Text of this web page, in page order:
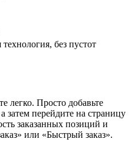
без пустот
легко. Просто добавьте
затем перейдите на страницу
заказанных позиций и
или «Быстрый заказ».